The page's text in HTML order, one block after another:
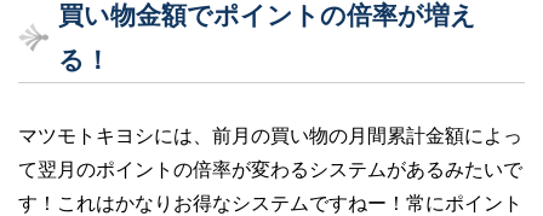
買い物金額でポイントの倍率が増え
る！
マツモトキヨシには、前月の買い物の月間累計金額によっ
て翌月のポイントの倍率が変わるシステムがあるみたいで
す！これはかなりお得なシステムですねー！常にポイント